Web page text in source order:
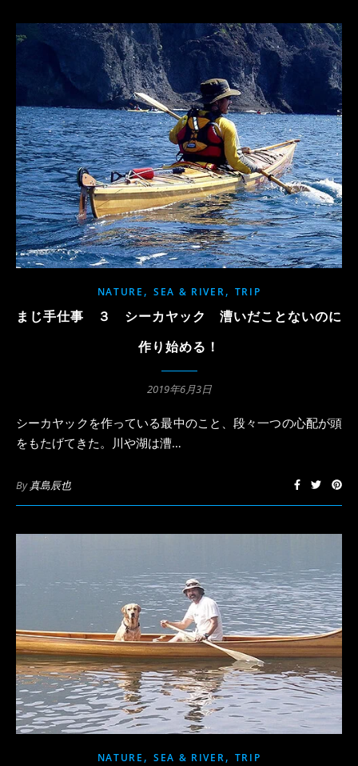
NATURE , SEA & RIVER, TRIP
まじ手仕事 ３ シーカヤック 漕いだことないのに
作り始める！
2019年6月3日
シーカヤックを作っている最中のこと、段々一つの心配が頭
をもたげてきた。川や湖は漕…
By真島辰也
NATURE , SEA & RIVER, TRIP